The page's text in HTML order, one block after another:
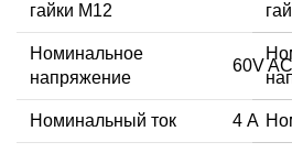
гайки M12
Номинальное
напряжение
60V
Номинальный ток 4 А